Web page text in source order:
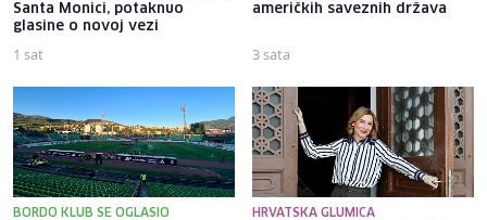
Santa Monici, potaknuo
glasine o novoj vezi
1 sat
američkih saveznih država
3 sata
BORDO KLUB SE OGLASIO HRVATSKA GLUMICA